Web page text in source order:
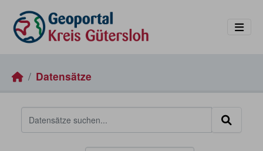
Datensätze